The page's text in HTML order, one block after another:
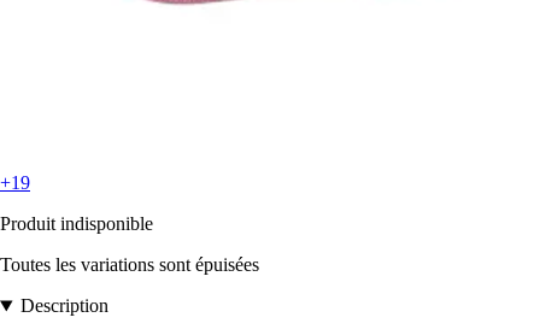
+19
Produit indisponible
Toutes les variations sont épuisées
Description